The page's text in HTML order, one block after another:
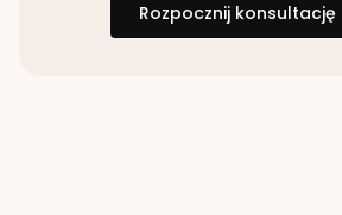
Rozpocznij konsultację